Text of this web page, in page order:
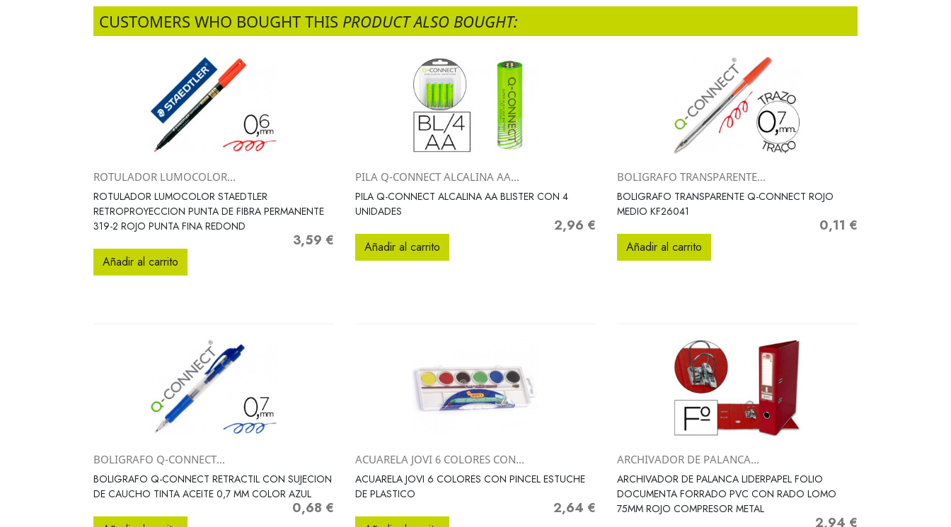
CUSTOMERS WHO BOUGHT THIS PRODUCT ALSO BOUGHT:
Vista rápida
ROTULADOR LUMOCOLOR...
ROTULADOR LUMOCOLOR STAEDTLER
RETROPROYECCION PUNTA DE FIBRA PERMANENTE
319-2 ROJO PUNTA FINA REDOND
Precio
3,59 €
Añadir al carrito
 Vista rápida
PILA Q-CONNECT ALCALINA AA...
PILA Q-CONNECT ALCALINA AA BLISTER CON 4
UNIDADES
Precio
2,96 €
Añadir al carrito
Vista rápida
BOLIGRAFO TRANSPARENTE...
BOLIGRAFO TRANSPARENTE Q-CONNECT ROJO
MEDIO KF26041
Precio
0,11 €
Añadir al carrito
Vista rápida
BOLIGRAFO Q-CONNECT...
BOLIGRAFO Q-CONNECT RETRACTIL CON SUJECION
DE CAUCHO TINTA ACEITE 0,7 MM COLOR AZUL
Precio
0,68 €
 Vista rápida
ACUARELA JOVI 6 COLORES CON...
ACUARELA JOVI 6 COLORES CON PINCEL ESTUCHE
DE PLASTICO
Precio
2,64 €
 Vista rápida
ARCHIVADOR DE PALANCA...
ARCHIVADOR DE PALANCA LIDERPAPEL FOLIO
DOCUMENTA FORRADO PVC CON RADO LOMO
75MM ROJO COMPRESOR METAL
Precio
2,94 €